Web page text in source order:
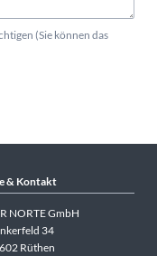
(Sie können das
& Kontakt
NORTE GmbH
34
Rüthen